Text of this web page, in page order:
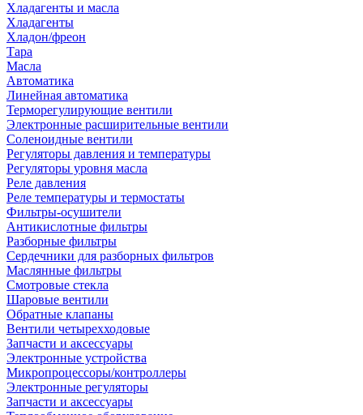
Хладагенты и масла
Хладагенты
Хладон/фреон
Тара
Масла
Автоматика
Линейная автоматика
Терморегулирующие вентили
Электронные расширительные вентили
Соленоидные вентили
Регуляторы давления и температуры
Регуляторы уровня масла
Реле давления
Реле температуры и термостаты
Фильтры-осушители
Антикислотные фильтры
Разборные фильтры
Сердечники для разборных фильтров
Маслянные фильтры
Смотровые стекла
Шаровые вентили
Обратные клапаны
Вентили четырехходовые
Запчасти и аксессуары
Электронные устройства
Микропроцессоры/контроллеры
Электронные регуляторы
Запчасти и аксессуары